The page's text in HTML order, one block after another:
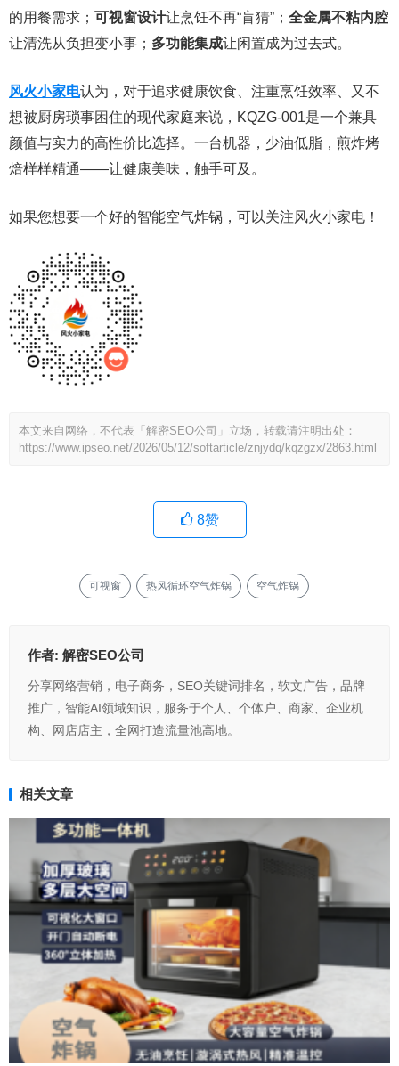
的用餐需求； 可视窗设计让烹饪不再“盲猜”； 全金属不粘内腔
让清洗从负担变小事； 多功能集成让闲置成为过去式。
风火小家电认为，对于追求健康饮食、注重烹饪效率、又不
想被厨房琐事困住的现代家庭来说，KQZG-001是一个兼具
颜值与实力的高性价比选择。一台机器，少油低脂，煎炸烤
焙样样精通——让健康美味，触手可及。
如果您想要一个好的智能空气炸锅，可以关注风火小家电！
本文来自网络，不代表「解密SEO公司」立场，转载请注明出处：
https://www.ipseo.net/2026/05/12/softarticle/znjydq/kqzgzx/2863.html
8赞
可视窗 热风循环空气炸锅 空气炸锅
作者: 解密SEO公司
分享网络营销，电子商务，SEO关键词排名，软文广告，品牌
推广，智能AI领域知识，服务于个人、个体户、商家、企业机
构、网店店主，全网打造流量池高地。
相关文章